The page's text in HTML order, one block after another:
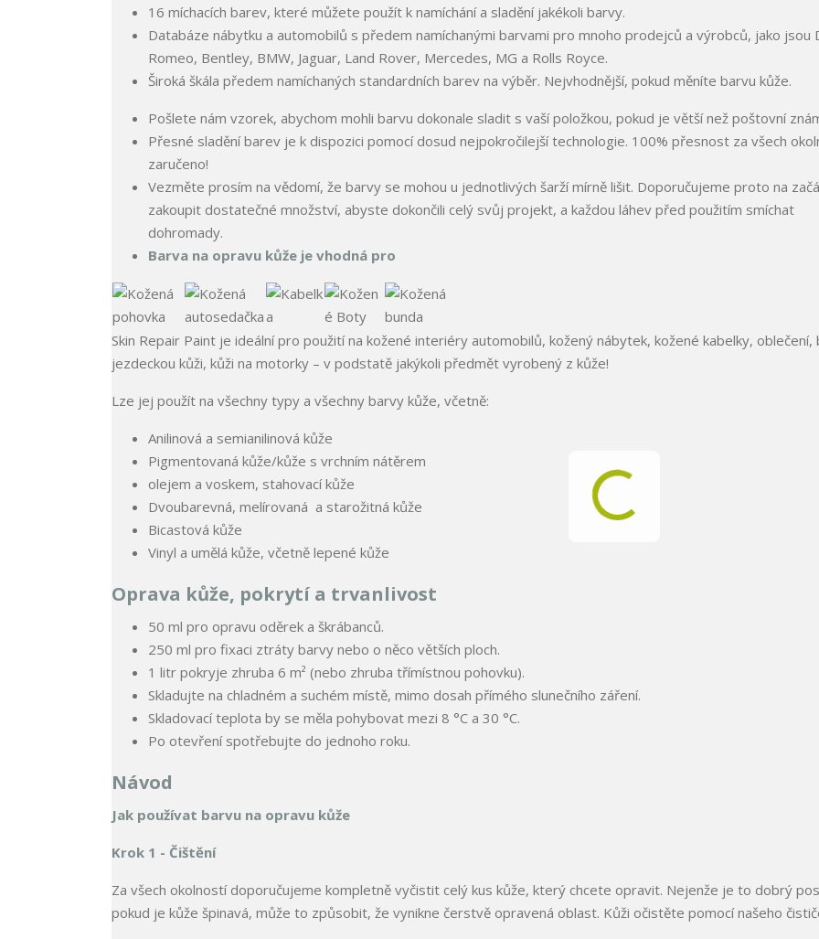
16 míchacích barev, které můžete použít k namíchání a sladění jakékoli barvy.
Databáze nábytku a automobilů s předem namíchanými barvami pro mnoho prodejců a výrobců, jako jsou
Romeo, Bentley, BMW, Jaguar, Land Rover, Mercedes, MG a Rolls Royce.
Široká škála předem namíchaných standardních barev na výběr. Nejvhodnější, pokud měníte barvu kůže.
Pošlete nám vzorek, abychom mohli barvu dokonale sladit s vaší položkou, pokud je větší než poštovní
Přesné sladění barev je k dispozici pomocí dosud nejpokročilejší technologie. 100% přesnost za všech
zaručeno!
Vezměte prosím na vědomí, že barvy se mohou u jednotlivých šarží mírně lišit. Doporučujeme proto na
zakoupit dostatečné množství, abyste dokončili celý svůj projekt, a každou láhev před použitím smíchat
dohromady.
Barva na opravu kůže je vhodná pro
Skin Repair Paint je ideální pro použití na kožené interiéry automobilů, kožený nábytek, kožené kabelky, oblečení,
jezdeckou kůži, kůži na motorky – v podstatě jakýkoli předmět vyrobený z kůže!
Lze jej použít na všechny typy a všechny barvy kůže, včetně:
Anilinová a semianilinová kůže
Pigmentovaná kůže/kůže s vrchním nátěrem
olejem a voskem, stahovací kůže
Dvoubarevná, melírovaná a starožitná kůže
Bicastová kůže
Vinyl a umělá kůže, včetně lepené kůže
Oprava kůže, pokrytí a trvanlivost
50 ml pro opravu oděrek a škrábanců.
250 ml pro fixaci ztráty barvy nebo o něco větších ploch.
1 litr pokryje zhruba 6 m² (nebo zhruba třímístnou pohovku).
Skladujte na chladném a suchém místě, mimo dosah přímého slunečního záření.
Skladovací teplota by se měla pohybovat mezi 8 °C a 30 °C.
Po otevření spotřebujte do jednoho roku.
Návod
Jak používat barvu na opravu kůže
Krok 1 - Čištění
Za všech okolností doporučujeme kompletně vyčistit celý kus kůže, který chcete opravit. Nejenže je to dobrý
pokud je kůže špinavá, může to způsobit, že vynikne čerstvě opravená oblast. Kůži očistěte pomocí našeho